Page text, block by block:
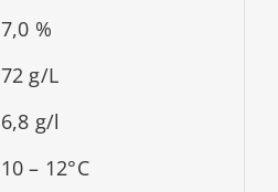
7,0 %
72 g/L
6,8 g/l
10 – 12°C